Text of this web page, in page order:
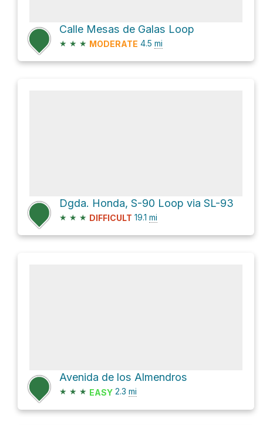
Calle Mesas de Galas Loop
★ ★ ★ MODERATE 4.5 mi
Dgda. Honda, S-90 Loop via SL-93
★ ★ ★ DIFFICULT 19.1 mi
Avenida de los Almendros
★ ★ ★ EASY 2.3 mi